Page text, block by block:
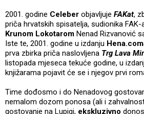
2001. godine Celeber objavljuje FAKat,
priča hrvatskih spisatelja, sudionika
Krunom Lokotarom Nenad Rizvanović
Iste te, 2001. godine u izdanju
prva zbirka priča naslovljena Trg Lava
listopada mjeseca tekuće godine, u
knjižarama pojavit će se i njegov prvi
Time dođosmo i do Nenadovog
nemalom dozom ponosa (ali i
gostovanje na Lupigi, ekskluzivno